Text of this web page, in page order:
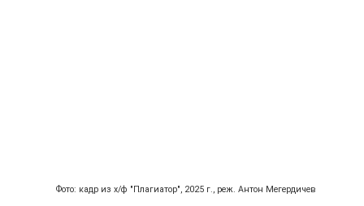
Фото: кадр из х/ф "Плагиатор", 2025 г., реж. Антон Мегердичев